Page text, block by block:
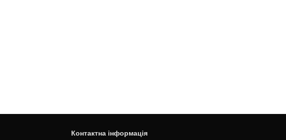
Контактна інформація